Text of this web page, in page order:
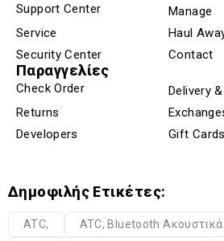
Support Center
Manage
Service
Haul
Security Center
Contact
Παραγγελίες
Check Order
Delivery
Returns
Developers
Gift Cards
Δημοφιλής Ετικέτες:
ATC,
ATC, Bluetooth Ακουστικά